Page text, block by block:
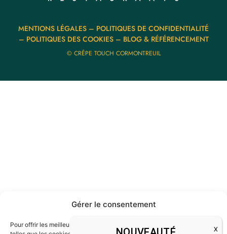
Gérer le consentement
Pour offrir les meilleures expériences, nous utilisons des technologies
MENTIONS LÉGALES – POLITIQUES DE CONFIDENTIALITÉ
– POLITIQUES DES COOKIES– BLOG & RÉFÉRENCEMENT
© CRÊPE TOUCH CORMONTREUIL